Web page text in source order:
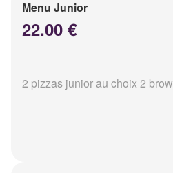
Menu Junior
22.00 €
2 pizzas junior au choix 2